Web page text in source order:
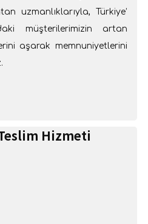
uzmanlıklarıyla, Türkiye’
müşterilerimizin artan
aşarak memnuniyetlerini